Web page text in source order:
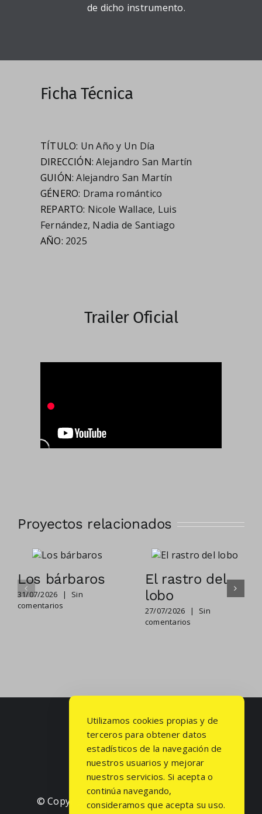
de dicho instrumento.
Ficha Técnica
TÍTULO: Un Año y Un Día
DIRECCIÓN:Alejandro San Martín
GUIÓN:Alejandro San Martín
GÉNERO: Drama romántico
REPARTO: Nicole Wallace, Luis
Fernández, Nadia de Santiago
AÑO: 2025
Trailer Oficial
Proyectos relacionados
Los bárbaros
31/07/2026 |
Sin
comentarios
El rastro del
lobo
27/07/2026 |
Sin
comentarios
© Copyright2026 | Todos los derechos
Utilizamos cookies propias y de
terceros para obtener datos
estadísticos de la navegación de
nuestros usuarios y mejorar
nuestros servicios. Si acepta o
continúa navegando,
consideramos que acepta su uso.